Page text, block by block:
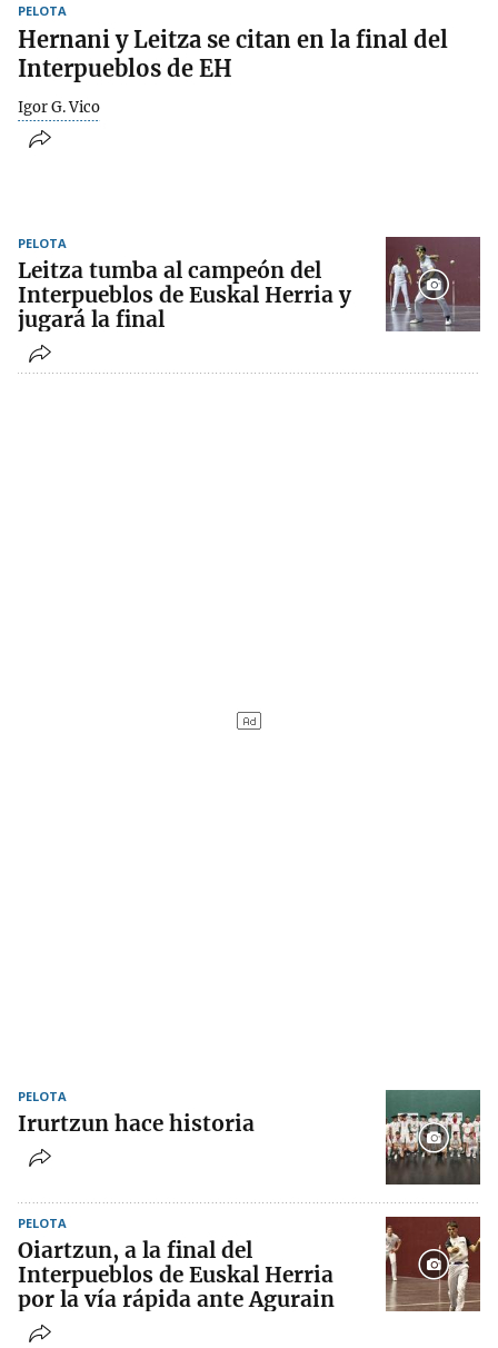
PELOTA
Hernani y Leitza se citan en la final del
Interpueblos de EH
Igor G. Vico
PELOTA
Leitza tumba al campeón del
Interpueblos de Euskal Herria y
jugará la final
PELOTA
Irurtzun hace historia
PELOTA
Oiartzun, a la final del
Interpueblos de Euskal Herria
por la vía rápida ante Agurain